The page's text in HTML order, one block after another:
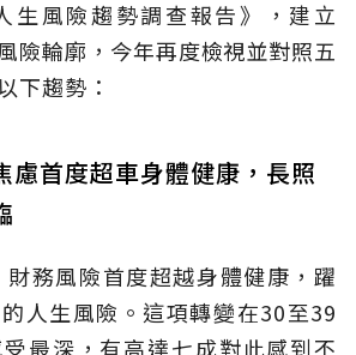
生風險趨勢調查報告》，建立
險輪廓，今年再度檢視並對照五
下趨勢：
慮首度超車身體健康，長照
務風險首度超越身體健康，躍
人生風險。這項轉變在30至39
最深，有高達七成對此感到不